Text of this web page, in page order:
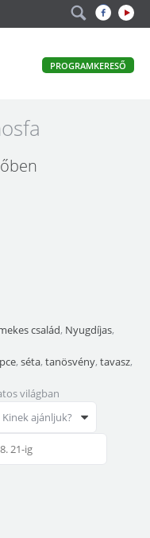
PROGRAMKERESŐ
család, Nyugdíjas,
, séta, tanösvény, tavasz,
világban
Kinek ajánljuk?